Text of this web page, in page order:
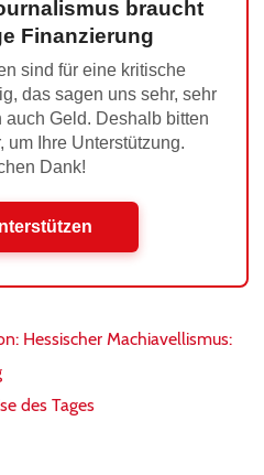
braucht
Finanzierung
sind für eine kritische
das sagen uns sehr, sehr
Geld. Deshalb bitten
um Ihre Unterstützung.
Dank!
Hessischer Machiavellismus:
des Tages